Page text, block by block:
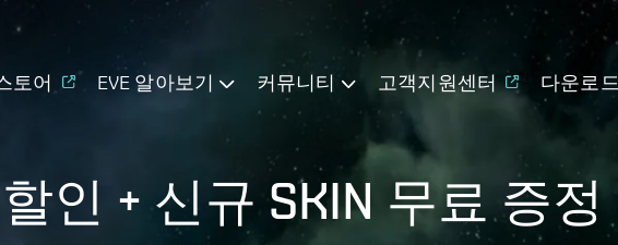
토어 EVE 알아보기 커뮤니티 고객지원센터 다운로드
인 + 신규 SKIN 무료 증정